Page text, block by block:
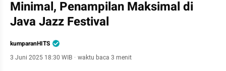
Minimal, Penampilan Maksimal di
Java Jazz Festival
kumparanHITS
3 Juni 2025 18:30 WIB · waktu baca 3 menit